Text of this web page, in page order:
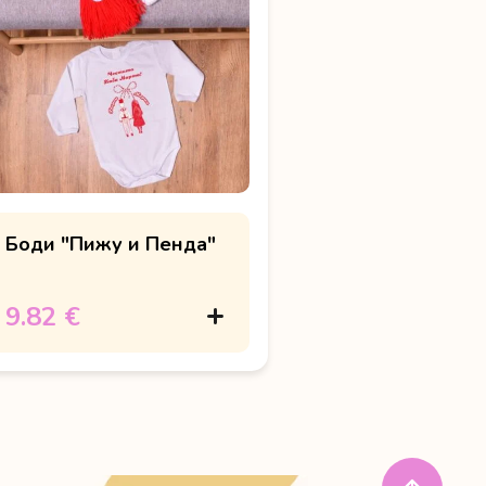
Боди "Пижу и Пенда"
9.82 €